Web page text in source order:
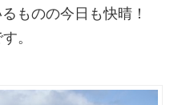
ものの今日も快晴！
。